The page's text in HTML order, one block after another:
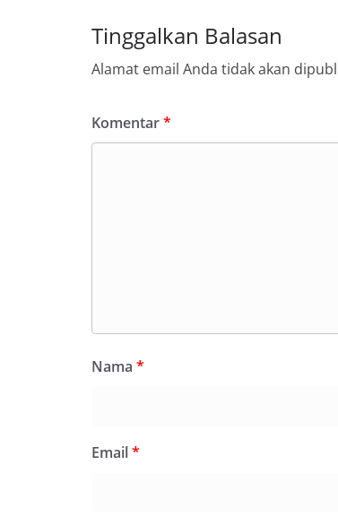
Tinggalkan Balasan
Alamat email Anda tidak akan
Komentar*
Nama *
Email*